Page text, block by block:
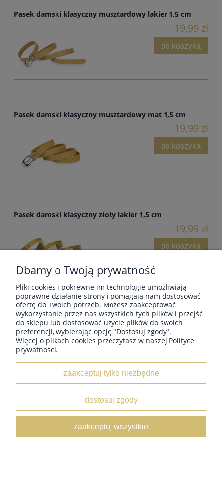
Pasek damski klasyczny musztardowy lakier 1,5 cm
19,99 zł
do koszyka
Pasek damski klasyczny musztardowy mat 1,5 cm
19,99 zł
do koszyka
Pasek damski klasyczny złoty lakier 1,5 cm
19,99 zł
do koszyka
Pasek damski klasyczny błękitne cegły 1,5 cm
19,99 zł
do koszyka
Pasek damski klasyczny ciemny fiolet lakier 1,5 cm
Dbamy o Twoją prywatność
Pliki cookies i pokrewne im technologie umożliwiają
poprawne działanie strony i pomagają nam dostosować
ofertę do Twoich potrzeb. Możesz zaakceptować
wykorzystanie przez nas wszystkich tych plików i przejść
do sklepu lub dostosować użycie plików do swoich
preferencji, wybierając opcję "Dostosuj zgody".
Więcej o plikach cookies przeczytasz w naszej Polityce
prywatności.
zaakceptuj tylko niezbędne
dostosuj zgody
zaakceptuj wszystkie